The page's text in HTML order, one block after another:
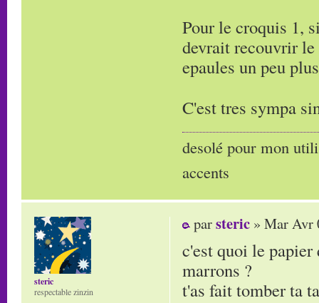
Pour le croquis 1,
devrait recouvrir le
epaules un peu
C'est tres sympa
desolé pour mon
accents
parsteric » Mar Avr
c'est quoi le
marrons ?
t'as fait tomber ta
steric
respectable zinzin